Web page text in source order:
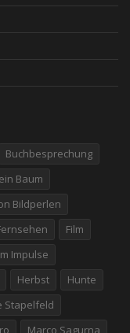
Buchbesprechung
Baum
Bildperlen
Film
Impulse
Herbst
Hunte
Stapelfeld
Marco Sagurna